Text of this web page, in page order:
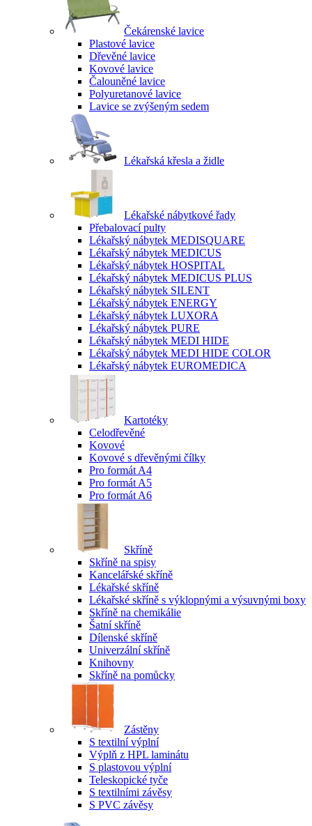
Čekárenské lavice
Plastové lavice
Dřevěné lavice
Kovové lavice
Čalouněné lavice
Polyuretanové lavice
Lavice se zvýšeným sedem
Lékařská křesla a židle
Lékařské nábytkové řady
Přebalovací pulty
Lékařský nábytek MEDISQUARE
Lékařský nábytek MEDICUS
Lékařský nábytek HOSPITAL
Lékařský nábytek MEDICUS PLUS
Lékařský nábytek SILENT
Lékařský nábytek ENERGY
Lékařský nábytek LUXORA
Lékařský nábytek PURE
Lékařský nábytek MEDI HIDE
Lékařský nábytek MEDI HIDE COLOR
Lékařský nábytek EUROMEDICA
Kartotéky
Celodřevěné
Kovové
Kovové s dřevěnými čílky
Pro formát A4
Pro formát A5
Pro formát A6
Skříně
Skříně na spisy
Kancelářské skříně
Lékařské skříně
Lékařské skříně s výklopnými a výsuvnými boxy
Skříně na chemikálie
Šatní skříně
Dílenské skříně
Univerzální skříně
Knihovny
Skříně na pomůcky
Zástěny
S textilní výplní
Výplň z HPL laminátu
S plastovou výplní
Teleskopické tyče
S textilními závěsy
S PVC závěsy